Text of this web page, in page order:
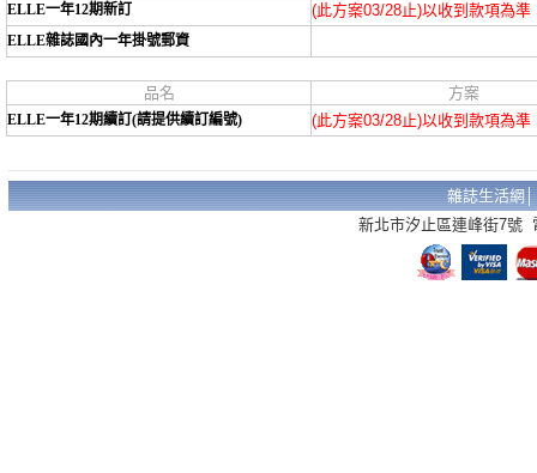
ELLE一年12期新訂 (此方案03/28止)以收到款項為準
ELLE雜誌國內一年掛號郵資
品名 方案
ELLE一年12期續訂(請提供續訂編號) (此方案03/28止)以收到款項為準
雜誌生活網
新北市汐止區連峰街7號